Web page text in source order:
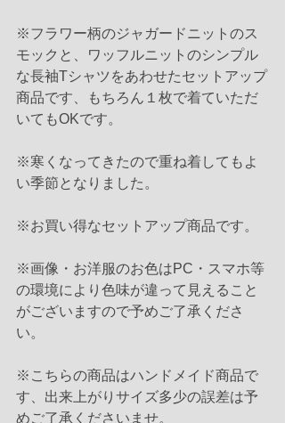
※フラワー柄のジャガードニットのス
モックと、ワッフルニットのシンプル
な長袖Tシャツをあわせたセットアップ
商品です、もちろん１枚で着ていただ
いてもOKです。
※寒くなってきたので重ね着してもよ
い季節となりました。
※お買い得なセットアップ商品です。
※画像・お洋服のお色はPC・スマホ等
の環境により色味が違って見えること
がございますので予めご了承くださ
い。
※こちらの商品はハンドメイド商品で
す、出来上がりサイズ多少の誤差は予
めご了承くださいませ。